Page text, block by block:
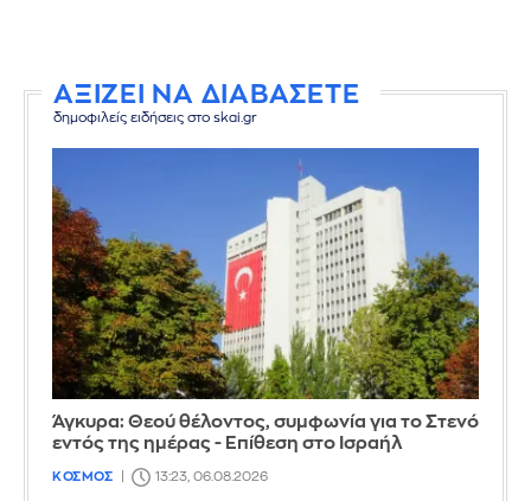
ΑΞΙΖΕΙ ΝΑ ΔΙΑΒΑΣΕΤΕ
δημοφιλείς ειδήσεις στο skai.gr
Άγκυρα: Θεού θέλοντος, συμφωνία για το Στενό
εντός της ημέρας - Επίθεση στο Ισραήλ
ΚΟΣΜΟΣ 13:23, 06.08.2026